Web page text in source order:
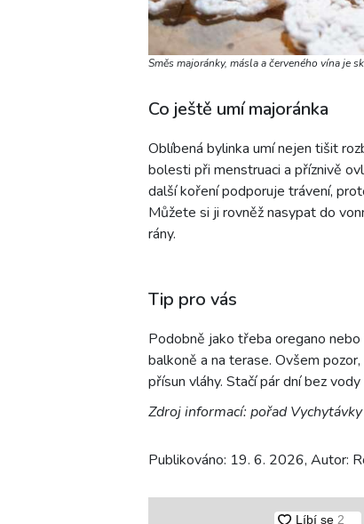
Směs majoránky, másla a červeného vína je
Co ještě umí majoránka
Oblíbená bylinka umí nejen tišit
bolesti při menstruaci a příznivě
další koření podporuje trávení,
Můžete si ji rovněž nasypat do
rány.
Tip pro vás
Podobně jako třeba oregano
balkoně a na terase. Ovšem
přísun vláhy. Stačí pár dní bez
Zdroj informací: pořad
Publikováno: 19. 6. 2026, Autor: